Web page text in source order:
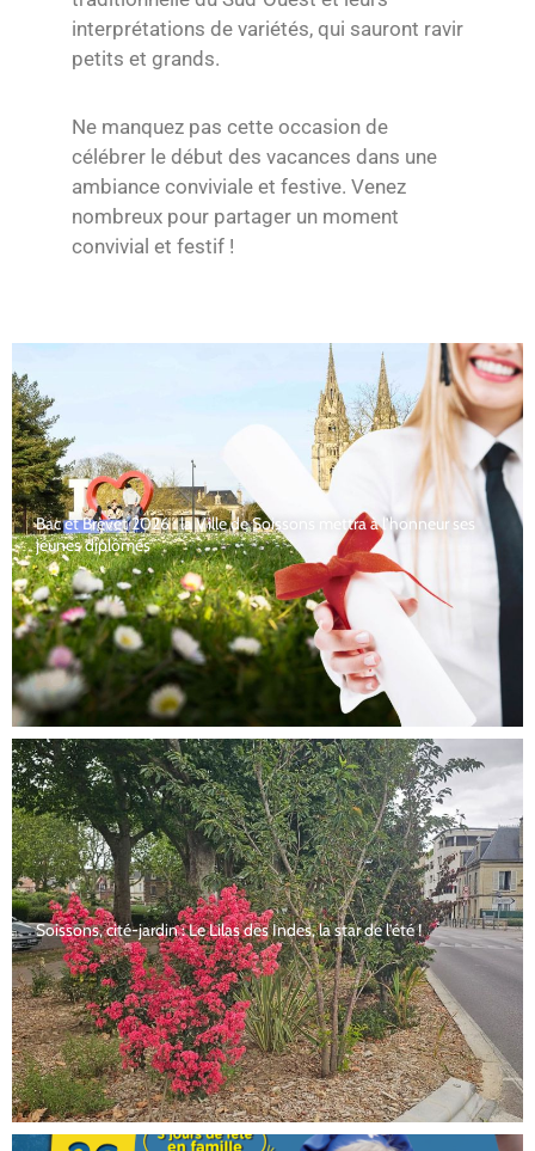
interprétations de variétés, qui sauront ravir
petits et grands.
Ne manquez pas cette occasion de
célébrer le début des vacances dans une
ambiance conviviale et festive. Venez
nombreux pour partager un moment
convivial et festif !
Bac et Brevet 2026 : la Ville de Soissons mettra à l’honneur ses
jeunes diplômés
Soissons, cité-jardin : Le Lilas des Indes, la star de l’été !